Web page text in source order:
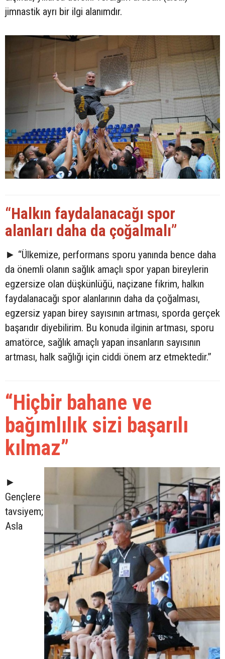
jimnastik ayrı bir ilgi alanımdır.
“Halkın faydalanacağı spor
alanları daha da çoğalmalı”
► “Ülkemize, performans sporu yanında bence daha
da önemli olanın sağlık amaçlı spor yapan bireylerin
egzersize olan düşkünlüğü, naçizane fikrim, halkın
faydalanacağı spor alanlarının daha da çoğalması,
egzersiz yapan birey sayısının artması, sporda gerçek
başarıdır diyebilirim. Bu konuda ilginin artması, sporu
amatörce, sağlık amaçlı yapan insanların sayısının
artması, halk sağlığı için ciddi önem arz etmektedir.”
“Hiçbir bahane ve
bağımlılık sizi başarılı
kılmaz”
►
Gençlere
tavsiyem;
Asla